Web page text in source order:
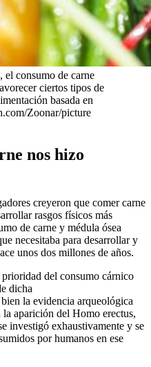
consumo de carne
ciertos tipos de
basada en
Zoonar/picture
nos hizo
creyeron que comer carne
rasgos físicos más
de carne y médula ósea
necesitaba para desarrollar y
unos dos millones de años.
del consumo cárnico
dicha
la evidencia arqueológica
aparición del Homo erectus,
investigó exhaustivamente y se
por humanos en ese